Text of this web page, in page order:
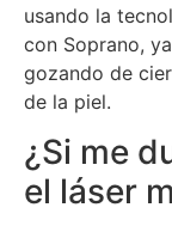
usando la
con Soprano,
gozando de
de la piel.
¿Si me
el láser